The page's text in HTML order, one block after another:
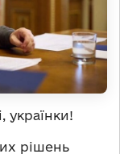
українки!
рішень